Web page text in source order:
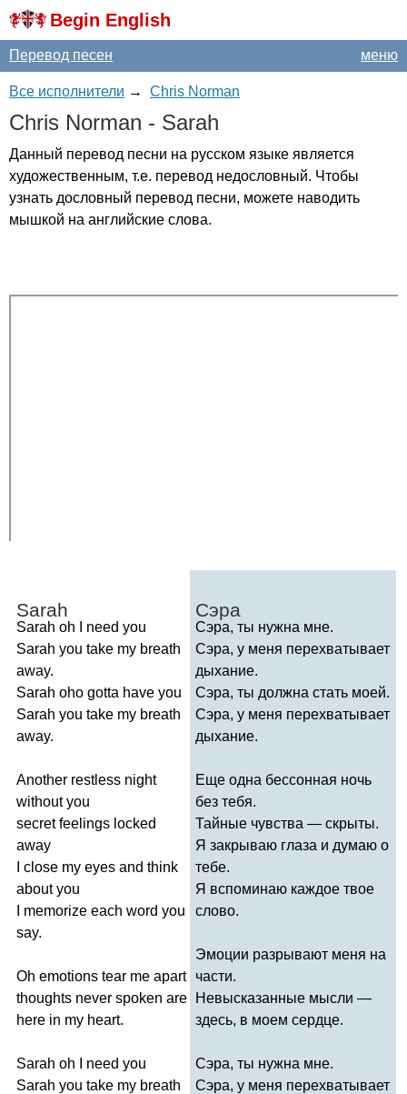
Begin English
меню
Перевод песен
Все исполнители → Chris Norman
Chris Norman - Sarah
Данный перевод песни на русском языке является
художественным, т.е. перевод недословный. Чтобы
узнать дословный перевод песни, можете наводить
мышкой на английские слова.
Sarah
Sarah oh need you
Sarah you take my breath
away.
Sarah oho gotta have you
Sarah you take my breath
away.
Another restless night
without you
secret feelings locked
away
close my eyes and think
about you
memorize each word you
say.
Oh emotions tear me apart
thoughts never spoken are
here in my heart.
Sarah oh need you
Sarah you take my breath
Сэра
Сэра, ты нужна мне.
Сэра, у меня перехватывает
дыхание.
Сэра, ты должна стать моей.
Сэра, у меня перехватывает
дыхание.
Еще одна бессонная ночь
без тебя.
Тайные чувства — скрыты.
Я закрываю глаза и думаю о
тебе.
Я вспоминаю каждое твое
слово.
Эмоции разрывают меня на
части.
Невысказанные мысли —
здесь, в моем сердце.
Сэра, ты нужна мне.
Сэра, у меня перехватывает